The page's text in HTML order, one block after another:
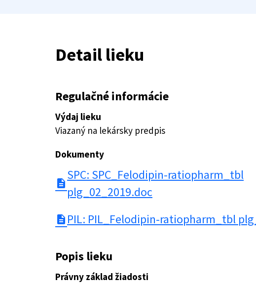
Detail lieku
Regulačné informácie
Výdaj lieku
Viazaný na lekársky predpis
Dokumenty
description
SPC: SPC_Felodipin-ratiopharm_tbl
plg_02_2019.doc
description PIL: PIL_Felodipin-ratiopharm_tbl
Popis lieku
Právny základ žiadosti